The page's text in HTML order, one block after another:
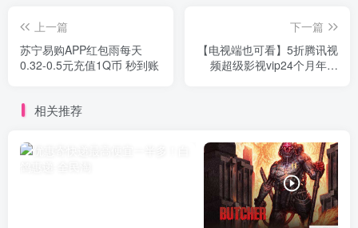
上一篇
苏宁易购APP红包雨每天
0.32-0.5元充值1Q币 秒到账
下一篇
【电视端也可看】5折腾讯视
频超级影视vip24个月年费
相关推荐